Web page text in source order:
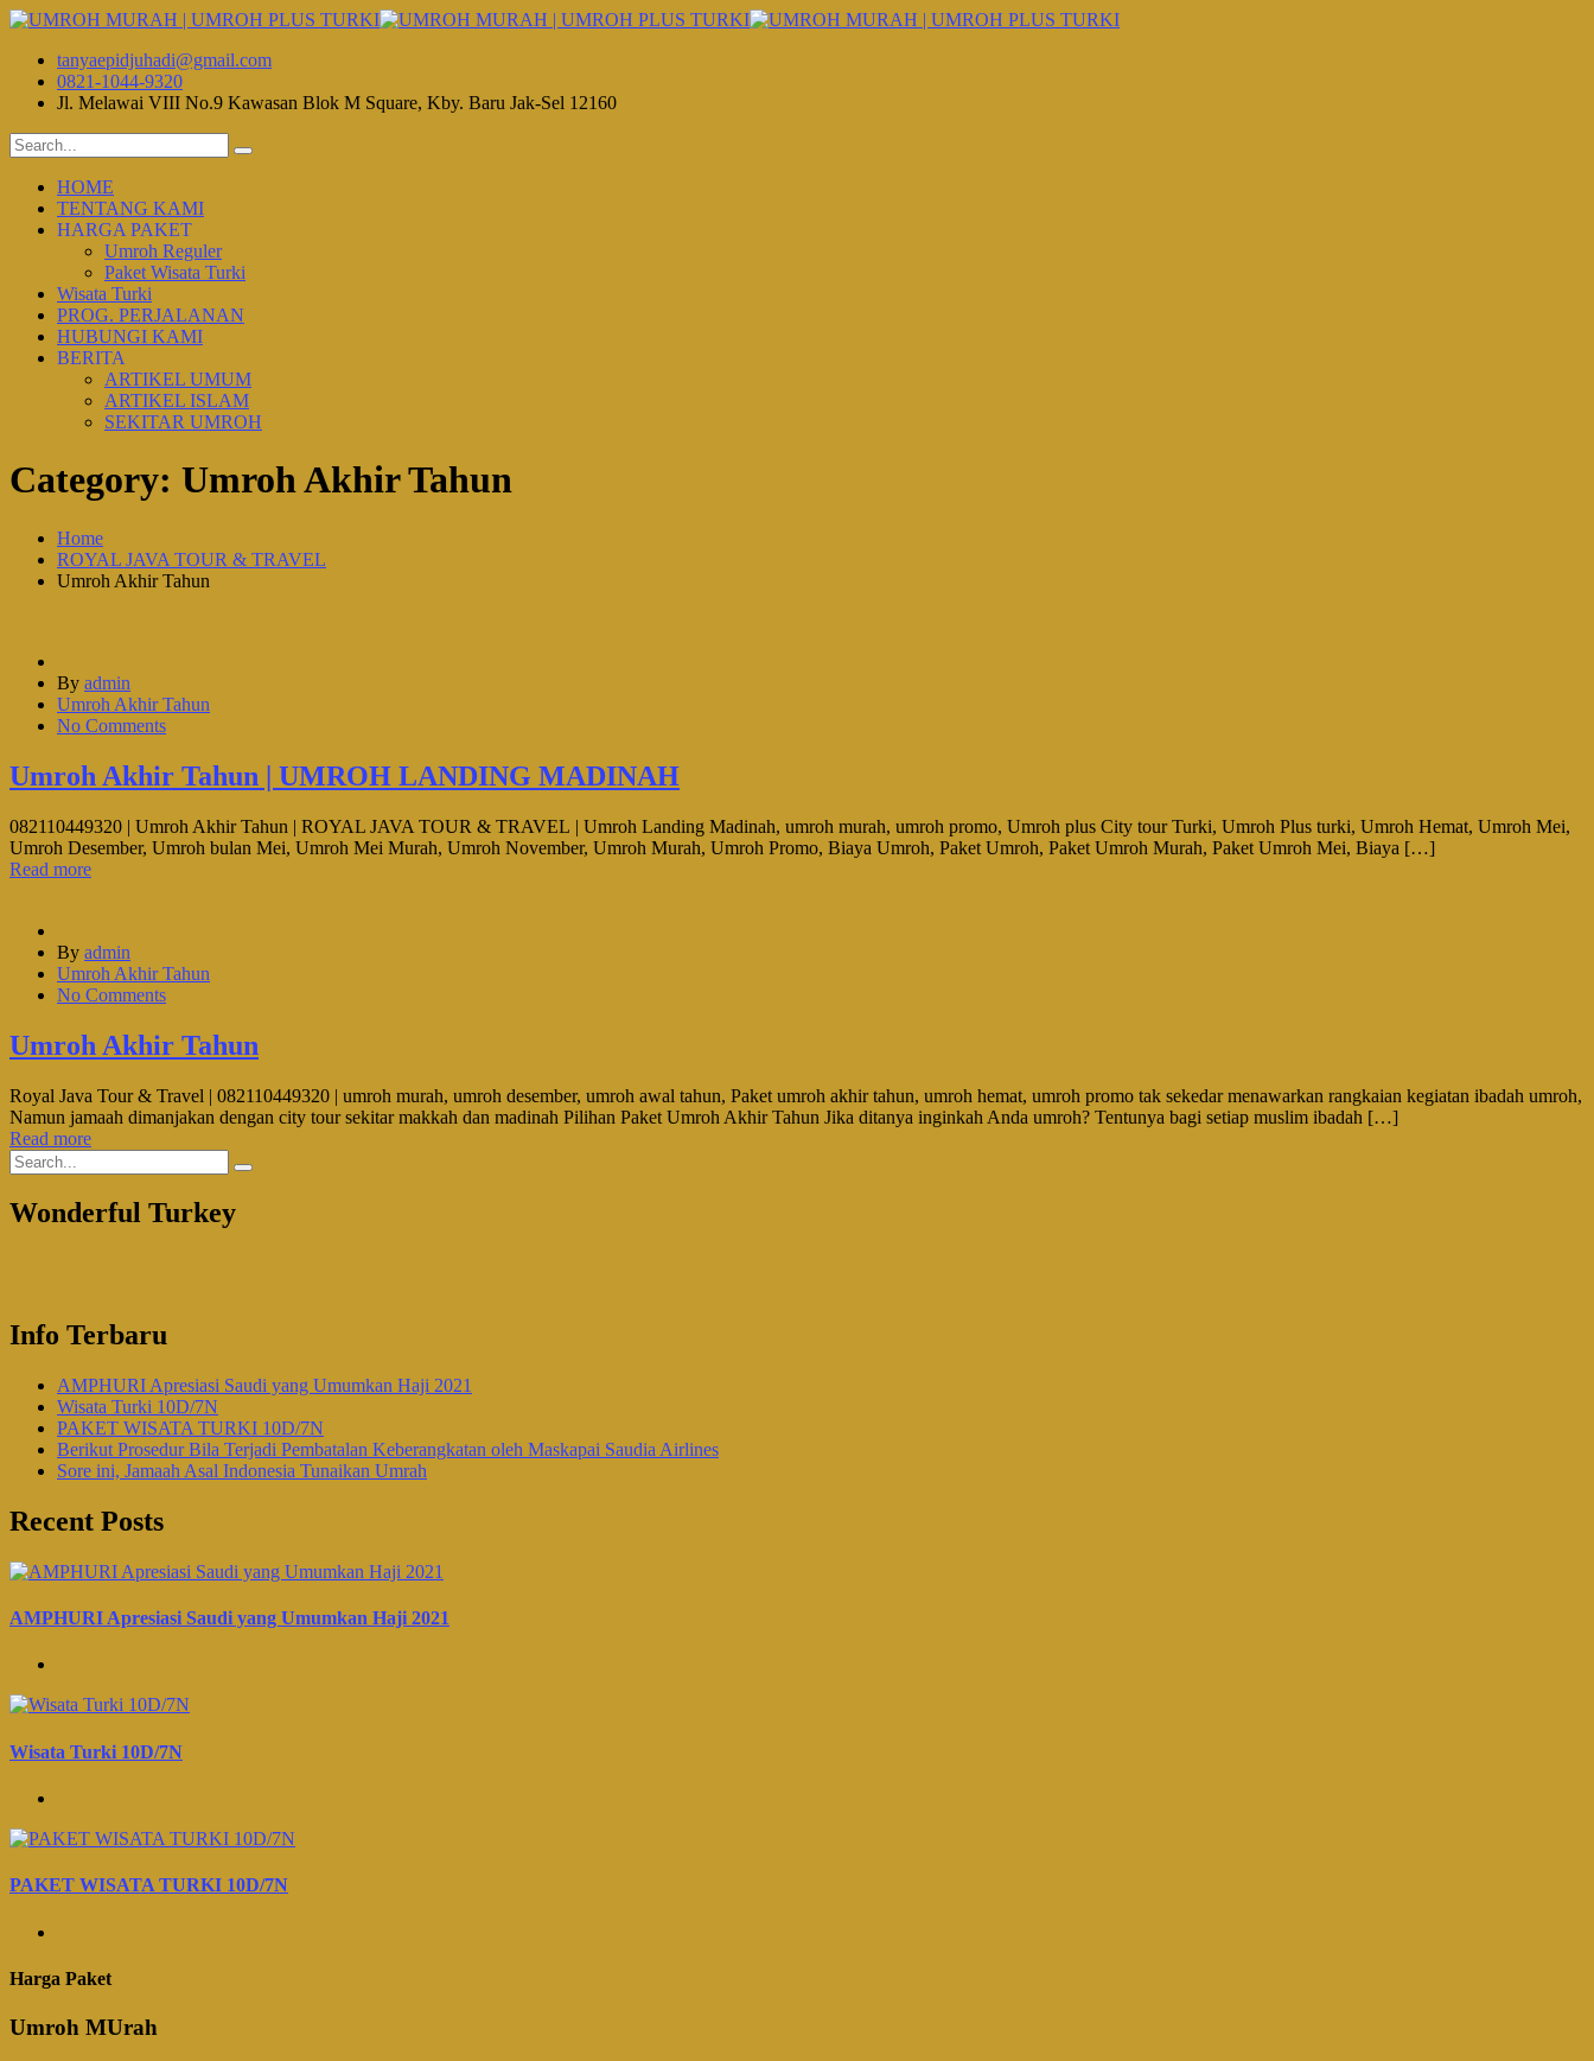
tanyaepidjuhadi@gmail.com
0821-1044-9320
Jl. Melawai VIII No.9 Kawasan Blok M Square, Kby. Baru Jak-Sel 12160
HOME
TENTANG KAMI
HARGA PAKET
Umroh Reguler
Paket Wisata Turki
Wisata Turki
PROG. PERJALANAN
HUBUNGI KAMI
BERITA
ARTIKEL UMUM
ARTIKEL ISLAM
SEKITAR UMROH
Category: Umroh Akhir Tahun
Home
ROYAL JAVA TOUR & TRAVEL
Umroh Akhir Tahun
By admin
Umroh Akhir Tahun
No Comments
Umroh Akhir Tahun | UMROH LANDING MADINAH
082110449320 | Umroh Akhir Tahun | ROYAL JAVA TOUR & TRAVEL | Umroh Landing Madinah, umroh murah, umroh promo, Umroh plus City tour Turki, Umroh Plus turki, Umroh Hemat, Umroh Mei,
Umroh Desember, Umroh bulan Mei, Umroh Mei Murah, Umroh November, Umroh Murah, Umroh Promo, Biaya Umroh, Paket Umroh, Paket Umroh Murah, Paket Umroh Mei, Biaya […]
Read more
By admin
Umroh Akhir Tahun
No Comments
Umroh Akhir Tahun
Royal Java Tour & Travel | 082110449320 | umroh murah, umroh desember, umroh awal tahun, Paket umroh akhir tahun, umroh hemat, umroh promo tak sekedar menawarkan rangkaian kegiatan ibadah umroh,
Namun jamaah dimanjakan dengan city tour sekitar makkah dan madinah Pilihan Paket Umroh Akhir Tahun Jika ditanya inginkah Anda umroh? Tentunya bagi setiap muslim ibadah […]
Read more
Wonderful Turkey
Info Terbaru
AMPHURI Apresiasi Saudi yang Umumkan Haji 2021
Wisata Turki 10D/7N
PAKET WISATA TURKI 10D/7N
Berikut Prosedur Bila Terjadi Pembatalan Keberangkatan oleh Maskapai Saudia Airlines
Sore ini, Jamaah Asal Indonesia Tunaikan Umrah
Recent Posts
AMPHURI Apresiasi Saudi yang Umumkan Haji 2021
Wisata Turki 10D/7N
PAKET WISATA TURKI 10D/7N
Harga Paket
Umroh MUrah